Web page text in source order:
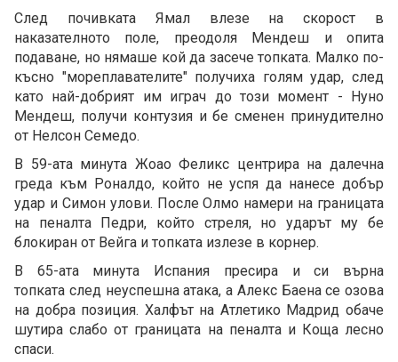
След почивката Ямал влезе на скорост в
наказателното поле, преодоля Мендеш и опита
подаване, но нямаше кой да засече топката. Малко по-
късно "мореплавателите" получиха голям удар, след
като най-добрият им играч до този момент - Нуно
Мендеш, получи контузия и бе сменен принудително
от Нелсон Семедо.
В 59-ата минута Жоао Феликс центрира на далечна
греда към Роналдо, който не успя да нанесе добър
удар и Симон улови. После Олмо намери на границата
на пеналта Педри, който стреля, но ударът му бе
блокиран от Вейга и топката излезе в корнер.
В 65-ата минута Испания пресира и си върна
топката след неуспешна атака, а Алекс Баена се озова
на добра позиция. Халфът на Атлетико Мадрид обаче
шутира слабо от границата на пеналта и Коща лесно
спаси.